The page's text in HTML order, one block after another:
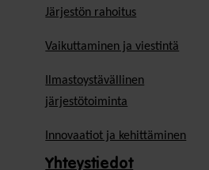
Järjestön rahoitus
Vaikuttaminen ja viestintä
Ilmastoystävällinen
järjestötoiminta
Innovaatiot ja kehittäminen
Yhteystiedot